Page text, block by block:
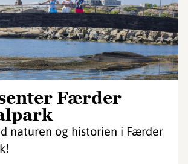
Færder
naturen og historien i Færder